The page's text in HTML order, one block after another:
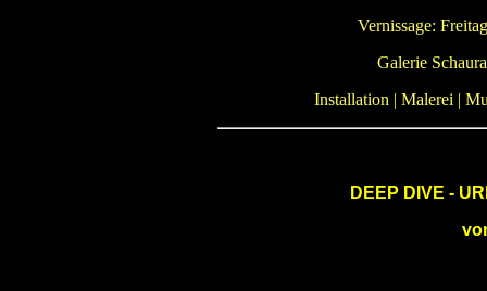
Vernissage:
Galerie
Installation | Malerei |
DEEP DIVE -